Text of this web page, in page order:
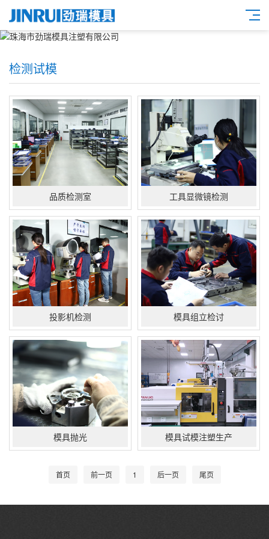
检测试模
品质检测室 工具显微镜检测
投影机检测 模具组立检讨
模具抛光 模具试模注塑生产
首页 前一页 1 后一页 尾页